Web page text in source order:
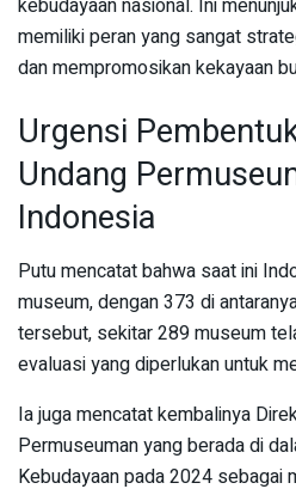
memiliki peran yang sangat
dan mempromosikan kekayaan
Urgensi
Undang
Indonesia
Putu mencatat bahwa saat ini
museum, dengan 373 di
tersebut, sekitar 289 museum
evaluasi yang diperlukan untuk
Ia juga mencatat kembalinya
Permuseuman yang berada di
Kebudayaan pada 2024 sebagai